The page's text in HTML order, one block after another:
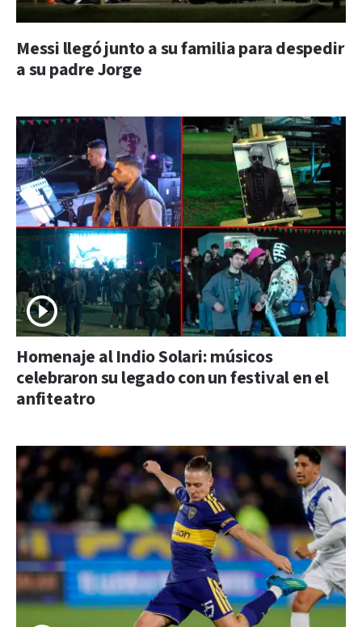
Messi llegó junto a su familia para despedir
a su padre Jorge
Homenaje al Indio Solari: músicos
celebraron su legado con un festival en el
anfiteatro